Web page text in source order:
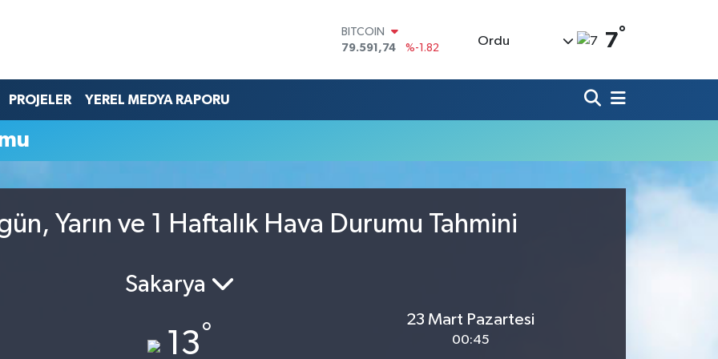
BITCOIN
79.591,74
%-1.82
45,43620
%0.02
BİST100
Ordu 7°
PROJELER YEREL MEDYA RAPORU
Yarın ve 1 Haftalık Hava Durumu Tahmini
Sakarya
13°
23 Mart Pazartesi
00:45